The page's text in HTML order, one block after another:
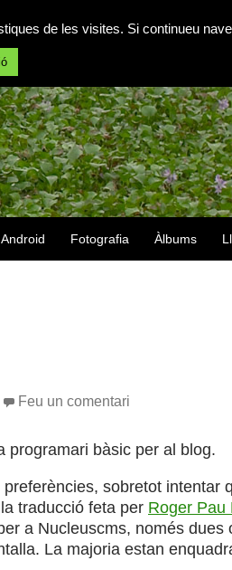
Android Fotografia Àlbums
Feu un comentari
programari bàsic per al blog.
sobretot intentar
traducció feta per Roger Pau
a Nucleuscms, només dues
La majoria estan
de les visites. Si continueu